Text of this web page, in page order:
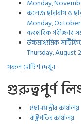
Monday,
কলেজ ছাত্রাবাস ও
Monday, October
ব্যবহারিক পরীক্ষার
উচ্চমাধ্যমিক
Thursday, August
সকল নোটিশ দেখুন
গুরুত্বপুর্ণ
প্রধানমন্ত্রীর কার্যালয়
রাষ্ট্রপতির কার্যালয়